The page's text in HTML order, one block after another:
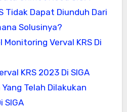
Tidak Dapat Diunduh Dari
Solusinya?
Monitoring Verval KRS Di
KRS 2023 Di SIGA
Telah Dilakukan
SIGA